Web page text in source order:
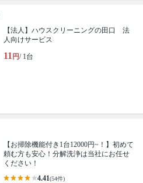
【法人】ハウスクリーニングの田口 法
人向けサービス
11 円/ 1台
【お掃除機能付き1台12000円~！】初めて
頼む方も安心！分解洗浄は当社にお任せ
ください！
4.41(54件)